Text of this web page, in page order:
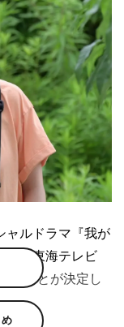
ャルドラマ『我が
』（東海テレビ
ることが決定し